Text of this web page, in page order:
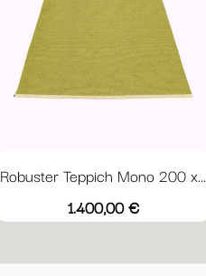
Robuster Teppich Mono 200 x...
Preis
1.400,00 €
Vorschau
Red
GranitTurquoise
/
Linen
/
/